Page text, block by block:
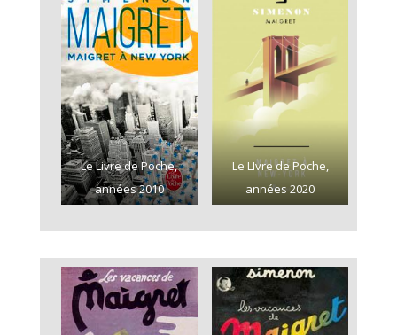
Le Livre de Poche,
années 2010
Le LIvre de Poche,
années 2020